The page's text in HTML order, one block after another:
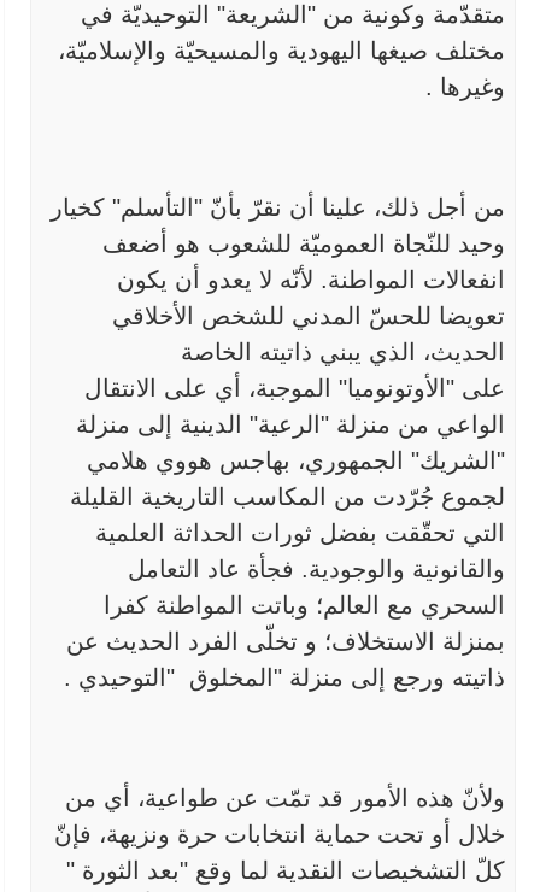
متقدّمة وكونية من "الشريعة" التوحيديّة في
مختلف صيغها اليهودية والمسيحيّة والإسلاميّة،
وغيرها .
من أجل ذلك، علينا أن نقرّ بأنّ "التأسلم" كخيار
وحيد للنّجاة
العموميّة للشعوب هو أضعف
انفعالات المواطنة. لأنّه لا يعدو أن يكون
تعويضا للحسّ المدني للشخص الأخلاقي
الحديث، الذي يبني ذاتيته الخاصة
على " الأوتونوميا" الموجبة، أي على الانتقال
الواعي من منزلة "الرعية" الدينية
إلى منزلة
"الشريك" الجمهوري، بهاجس هووي هلامي
لجموع جُرّدت من المكاسب
التاريخية القليلة
التي تحقّقت بفضل ثورات الحداثة العلمية
والقانونية والوجودية. فجأة عاد التعامل
السحري مع العالم؛ وباتت المواطنة كفرا
بمنزلة
الاستخلاف؛ و تخلّى الفرد الحديث عن
ذاتيته ورجع إلى منزلة "المخلوق " التوحيدي .
ولأنّ هذه الأمور قد تمّت عن طواعية، أي من
خلال أو تحت حماية
انتخابات حرة ونزيهة، فإنّ
كلّ التشخيصات النقدية لما وقع "بعد الثورة "